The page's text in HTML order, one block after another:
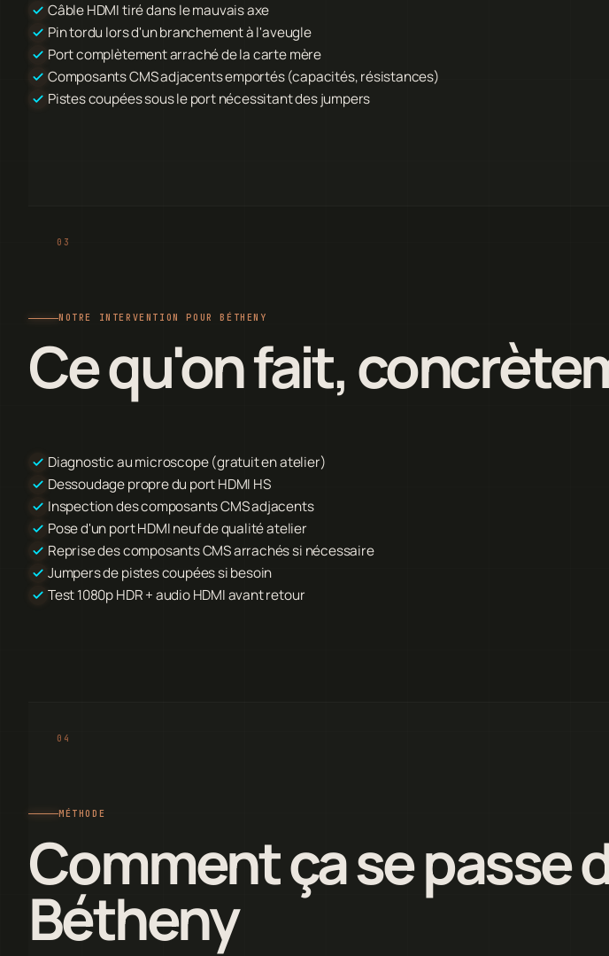
Câble HDMI tiré dans le mauvais axe
Pin tordu lors d'un branchement à l'aveugle
Port complètement arraché de la carte mère
Composants CMS adjacents emportés (capacités, résistances)
Pistes coupées sous le port nécessitant des jumpers
NOTRE INTERVENTION POUR BÉTHENY
Ce qu'on fait,
Diagnostic au microscope (gratuit en atelier)
Dessoudage propre du port HDMI HS
Inspection des composants CMS adjacents
Pose d'un port HDMI neuf de qualité atelier
Reprise des composants CMS arrachés si nécessaire
Jumpers de pistes coupées si besoin
Test 1080p HDR + audio HDMI avant retour
MÉTHODE
Comment ça se passe
Bétheny